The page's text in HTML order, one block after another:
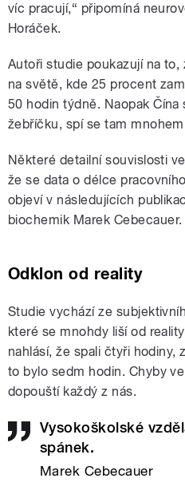
víc pracují,“ připomíná
Horáček.
Autoři studie poukazují na
na světě, kde 25 procent
50 hodin týdně. Naopak
žebříčku, spí se tam
Některé detailní souvislosti
že se data o délce
objeví v následujících
biochemik Marek Cebecauer.
Odklon od reality
Studie vychází ze
které se mnohdy liší od
nahlásí, že spali čtyři hodiny,
to bylo sedm hodin. Chyby
dopouští každý z nás.
Vysokoškolské
spánek.
Marek Cebecauer